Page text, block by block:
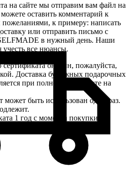
на сайте мы отправим вам файл на
оставить комментарий к
пожеланиями, к примеру: написать
или отправить письмо с
в нужный день. Наши
все нюансы.
онлайн, пожалуйста,
Доставка бумажных подарочных
при полной предоплате на
быть использован один раз.
1 год с момента покупки.